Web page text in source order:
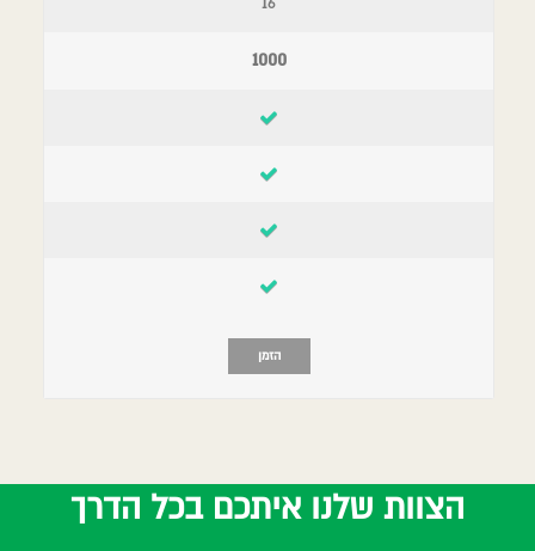
1000
הזמן
הצוות שלנו איתכם בכל הדרך